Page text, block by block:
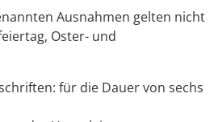
Ausnahmen gelten nicht
Oster- und
für die Dauer von sechs